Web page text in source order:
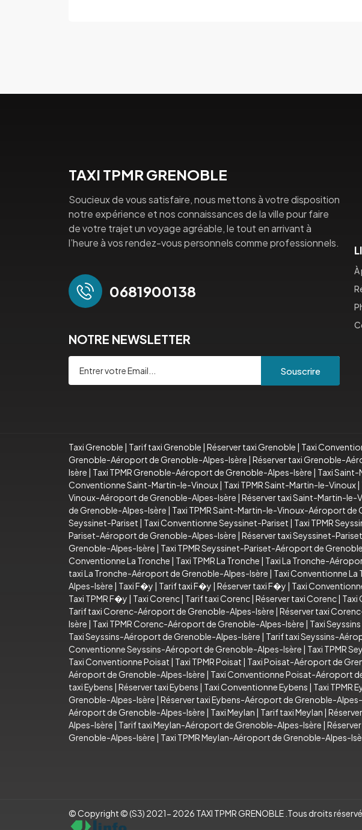
TAXI TPMR GRENOBLE
Soucieux de vous satisfaire, nous mettons à votre disposition
notre expérience et nos connaissances de la ville pour faire
de votre trajet un voyage agréable, le tout en arrivant à
l’heure à vos rendez-vous personnels comme professionnels.
0681900138
NOTRE NEWSLETTER
Souscrire
À
Taxi Grenoble | Tarif taxi Grenoble | Réserver taxi Grenoble | Taxi
Grenoble-Aéroport de Grenoble-Alpes-Isère | Réserver taxi Grenoble-
Isère | Taxi TPMR Grenoble-Aéroport de Grenoble-Alpes-Isère | Taxi
Conventionne Saint-Martin-le-Vinoux| Taxi TPMR Saint-Martin-le-Vinoux|
Vinoux-Aéroport de Grenoble-Alpes-Isère | Réserver taxi Saint-Martin-
de Grenoble-Alpes-Isère | Taxi TPMR Saint-Martin-le-Vinoux-Aéroport de
Seyssinet-Pariset | Taxi Conventionne Seyssinet-Pariset | Taxi TPMR
Pariset-Aéroport de Grenoble-Alpes-Isère | Réserver taxi Seyssinet-
Grenoble-Alpes-Isère | Taxi TPMR Seyssinet-Pariset-Aéroport de
Conventionne La Tronche | Taxi TPMR La Tronche | Taxi La Tronche-
taxi La Tronche-Aéroport de Grenoble-Alpes-Isère | Taxi Conventionne
Alpes-Isère | Taxi F�y | Tarif taxi F�y | Réserver taxi F�y | Taxi
Taxi TPMR F�y | Taxi Corenc| Tarif taxi Corenc| Réserver taxi Corenc| Taxi
Tarif taxi Corenc-Aéroport de Grenoble-Alpes-Isère | Réserver taxi
Isère | Taxi TPMR Corenc-Aéroport de Grenoble-Alpes-Isère | Taxi Seyssins
Taxi Seyssins-Aéroport de Grenoble-Alpes-Isère | Tarif taxi Seyssins-
Conventionne Seyssins-Aéroport de Grenoble-Alpes-Isère | Taxi TPMR
Taxi Conventionne Poisat | Taxi TPMR Poisat | Taxi Poisat-Aéroport de
Aéroport de Grenoble-Alpes-Isère | Taxi Conventionne Poisat-Aéroport
taxi Eybens | Réserver taxi Eybens | Taxi Conventionne Eybens | Taxi TPMR
Grenoble-Alpes-Isère | Réserver taxi Eybens-Aéroport de Grenoble-
Aéroport de Grenoble-Alpes-Isère | Taxi Meylan | Tarif taxi Meylan |
Alpes-Isère | Tarif taxi Meylan-Aéroport de Grenoble-Alpes-Isère |
Grenoble-Alpes-Isère | Taxi TPMR Meylan-Aéroport de Grenoble-Alpes-
© Copyright © (S3) 2021- 2026 TAXI TPMR GRENOBLE .Tous droits